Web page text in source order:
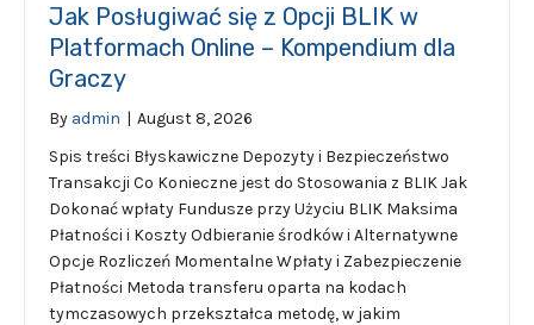
Jak Posługiwać się z Opcji BLIK w
Platformach Online – Kompendium dla
Graczy
By admin | August 8, 2026
Spis treści Błyskawiczne Depozyty i Bezpieczeństwo
Transakcji Co Konieczne jest do Stosowania z BLIK Jak
Dokonać wpłaty Fundusze przy Użyciu BLIK Maksima
Płatności i Koszty Odbieranie środków i Alternatywne
Opcje Rozliczeń Momentalne Wpłaty i Zabezpieczenie
Płatności Metoda transferu oparta na kodach
tymczasowych przekształca metodę, w jakim